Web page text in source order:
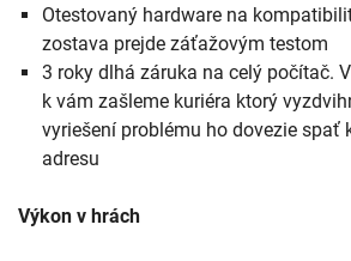
Otestovaný hardware na
zostava prejde záťažovým testom
3 roky dlhá záruka na celý počítač.
k vám zašleme kuriéra ktorý
vyriešení problému ho dovezie spať
adresu
Výkon v hrách